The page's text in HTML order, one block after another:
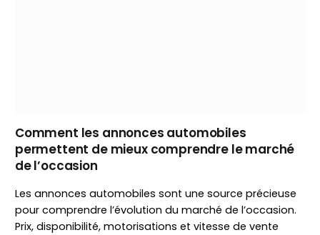
Comment les annonces automobiles
permettent de mieux comprendre le marché
de l’occasion
Les annonces automobiles sont une source précieuse
pour comprendre l’évolution du marché de l’occasion.
Prix, disponibilité, motorisations et vitesse de vente